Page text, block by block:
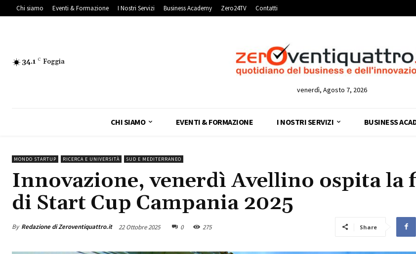
Chi siamo Eventi & Formazione I Nostri Servizi Business Academy Zero24TV Contatti
34.1 C Foggia
venerdì, Agosto 7, 2026
CHI SIAMO EVENTI & FORMAZIONE I NOSTRI SERVIZI BUSINESS
MONDO STARTUP RICERCA E UNIVERSITÀ SUD E MEDITERRANEO
Innovazione, venerdì Avellino ospita la
di Start Cup Campania 2025
By Redazione di Zeroventiquattro.it 22 Ottobre 2025 0 275 Share